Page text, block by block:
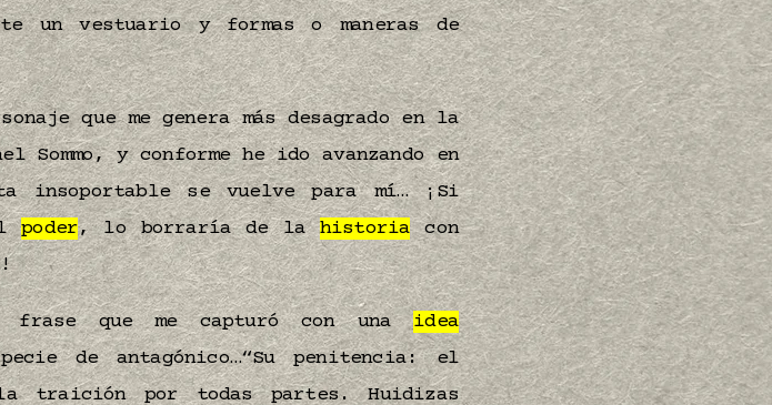
un vestuario y formas o maneras de
que me genera más desagrado en la
Sommo, y conforme he ido avanzando en
insoportable se vuelve para mí… ¡Si
poder, lo borraría de lahistoriacon
frase que me capturó con unaidea
de antagónico…“Su penitencia: el
traición por todas partes. Huidizas